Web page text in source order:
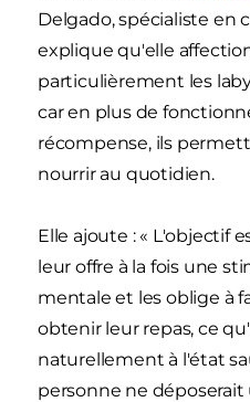
Delgado, spécialiste en
explique qu'elle
particulièrement les
car en plus de
récompense, ils
nourrir au quotidien.
Elle ajoute : « L'objectif
leur offre à la fois une
mentale et les oblige à
obtenir leur repas, ce
naturellement à l'état
personne ne